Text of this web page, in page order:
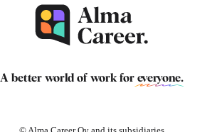
A better world of work for everyone.